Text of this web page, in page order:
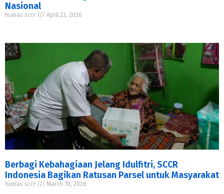
Nasional
humas sccr April 23, 2026
Berbagi Kebahagiaan Jelang Idulfitri, SCCR
Indonesia Bagikan Ratusan Parsel untuk Masyarakat
humas sccr March 10, 2026